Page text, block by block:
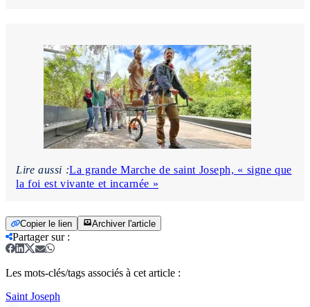
Lire aussi :La grande Marche de saint Joseph, « signe que
la foi est vivante et incarnée »
Copier le lien Archiver l'article
Partager sur:
Les mots-clés/tags associés à cet article :
Saint Joseph